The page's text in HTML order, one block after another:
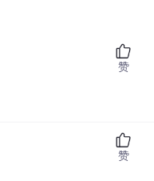
赞
赞